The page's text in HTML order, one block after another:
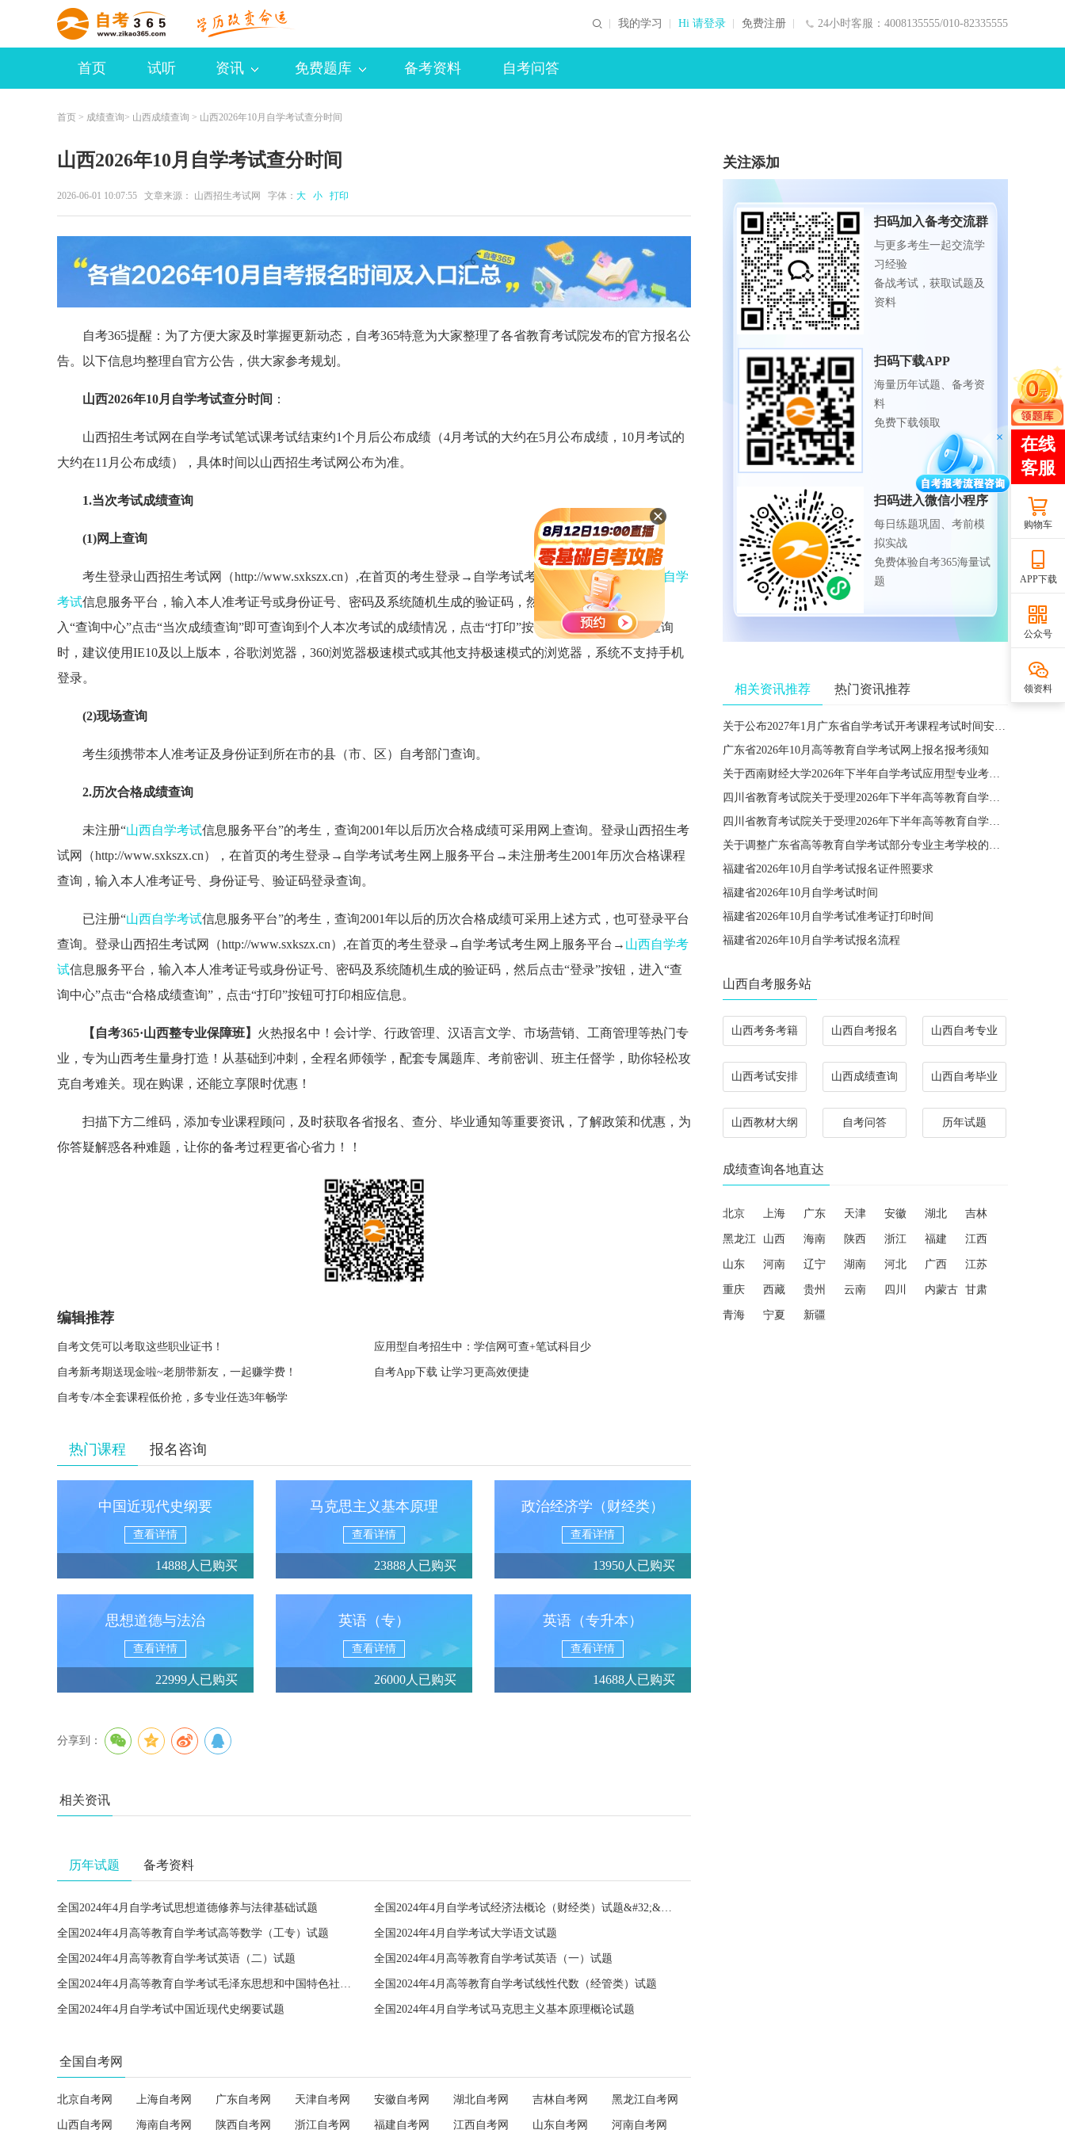
24小时客服：4008135555/010-82335555
我的学习 Hi 请登录 免费注册
首页 试听 资讯 免费题库 备考资料 自考问答
首页 > 成绩查询> 山西成绩查询 > 山西2026年10月自学考试查分时间
山西2026年10月自学考试查分时间
2026-06-01 10:07:55 文章来源： 山西招生考试网 字体： 大 小 打印
自考365提醒：为了方便大家及时掌握更新动态，自考365特意为大家整理了各省教育考试院发布的官方报名公
告。以下信息均整理自官方公告，供大家参考规划。
山西2026年10月自学考试查分时间 ：
山西招生考试网在自学考试笔试课考试结束约1个月后公布成绩（4月考试的大约在5月公布成绩，10月考试的
大约在11月公布成绩），具体时间以山西招生考试网公布为准。
1.当次考试成绩查询
(1)网上查询
考生登录山西招生考试网（http://www.sxkszx.cn）,在首页的考生登录→­自学考试考生网上服务平台→
山西自学
考试信息服务平台，输入本人准考证号或身份证号、密码及系统随机生成的验证码，然后点击“登录”按钮，进
入“查询中心”点击“当次成绩查询”即可查询到个人本次考试的成绩情况，点击“打印”按钮可打印相应信息。查询
时，建议使用IE10及以上版本，谷歌浏览器，360浏览器极速模式或其他支持极速模式的浏览器，系统不支持手机
登录。
(2)现场查询
考生须携带本人准考证及身份证到所在市的县（市、区）自考部门查询。
2.历次合格成绩查询
未注册“山西自学考试信息服务平台”的考生，查询2001年以后历次合格成绩可采用网上查询。登录山西招生考
试网（http://www.sxkszx.cn），在首页的考生登录→­自学考试考生网上服务平台→未注册考生2001年历次合格课程
查询，输入本人准考证号、身份证号、验证码登录查询。
已注册“山西自学考试信息服务平台”的考生，查询2001年以后的历次合格成绩可采用上述方式，也可登录平台
查询。登录山西招生考试网（http://www.sxkszx.cn）,在首页的考生登录→­自学考试考生网上服务平台→ 山西自学考
试信息服务平台，输入本人准考证号或身份证号、密码及系统随机生成的验证码，然后点击“登录”按钮，进入“查
询中心”点击“合格成绩查询”，点击“打印”按钮可打印相应信息。
【自考365·山西整专业保障班】 火热报名中！ 会计学、行政管理、汉语言文学、市场营销、工商管理等热门专
业，专为山西考生量身打造！从基础到冲刺，全程名师领学，配套专属题库、考前密训、班主任督学，助你轻松攻
克自考难关。 现在购课，还能立享限时优惠！
扫描下方二维码，添加专业课程顾问，及时获取各省报名、查分、毕业通知等重要资讯，了解政策和优惠，为
你答疑解惑各种难题，让你的备考过程更省心省力！！
编辑推荐
自考文凭可以考取这些职业证书！ 应用型自考招生中：学信网可查+笔试科目少
自考新考期送现金啦~老朋带新友，一起赚学费！ 自考App下载 让学习更高效便捷
自考专/本全套课程低价抢，多专业任选3年畅学
热门课程 报名咨询
中国近现代史纲要
查看详情
14888人已购买
马克思主义基本原理
查看详情
23888人已购买
政治经济学（财经类）
查看详情
13950人已购买
思想道德与法治
查看详情
22999人已购买
英语（专）
查看详情
26000人已购买
英语（专升本）
查看详情
14688人已购买
分享到：
相关资讯
历年试题 备考资料
全国2024年4月自学考试思想道德修养与法律基础试题 全国2024年4月自学考试经济法概论（财经类）试题&#32;&#32;
全国2024年4月高等教育自学考试高等数学（工专）试题 全国2024年4月自学考试大学语文试题
全国2024年4月高等教育自学考试英语（二）试题 全国2024年4月高等教育自学考试英语（一）试题
全国2024年4月高等教育自学考试毛泽东思想和中国特色社会主义理论体系概论试题 全国2024年4月高等教育自学考试线性代数（经管类）试题
全国2024年4月自学考试中国近现代史纲要试题 全国2024年4月自学考试马克思主义基本原理概论试题
全国自考网
北京自考网 上海自考网 广东自考网 天津自考网 安徽自考网 湖北自考网 吉林自考网 黑龙江自考网
山西自考网 海南自考网 陕西自考网 浙江自考网 福建自考网 江西自考网 山东自考网 河南自考网
关注添加
扫码加入备考交流群
与更多考生一起交流学
习经验
备战考试，获取试题及
资料
扫码下载APP
海量历年试题、备考资
料
免费下载领取
扫码进入微信小程序
每日练题巩固、考前模
拟实战
免费体验自考365海量试
题
相关资讯推荐 热门资讯推荐
关于公布2027年1月广东省自学考试开考课程考试时间安排和使用教材的通知
广东省2026年10月高等教育自学考试网上报名报考须知
关于西南财经大学2026年下半年自学考试应用型专业考籍更改办理的通知
四川省教育考试院关于受理2026年下半年高等教育自学考试省际转考申请的通告
四川省教育考试院关于受理2026年下半年高等教育自学考试考籍更改申请的通告
关于调整广东省高等教育自学考试部分专业主考学校的通知
福建省2026年10月自学考试报名证件照要求
福建省2026年10月自学考试时间
福建省2026年10月自学考试准考证打印时间
福建省2026年10月自学考试报名流程
山西自考服务站
山西考务考籍 山西自考报名 山西自考专业
山西考试安排 山西成绩查询 山西自考毕业
山西教材大纲 自考问答 历年试题
成绩查询各地直达
北京 上海 广东 天津 安徽 湖北 吉林
黑龙江 山西 海南 陕西 浙江 福建 江西
山东 河南 辽宁 湖南 河北 广西 江苏
重庆 西藏 贵州 云南 四川 内蒙古 甘肃
青海 宁夏 新疆
购物车
APP下载
公众号
领资料